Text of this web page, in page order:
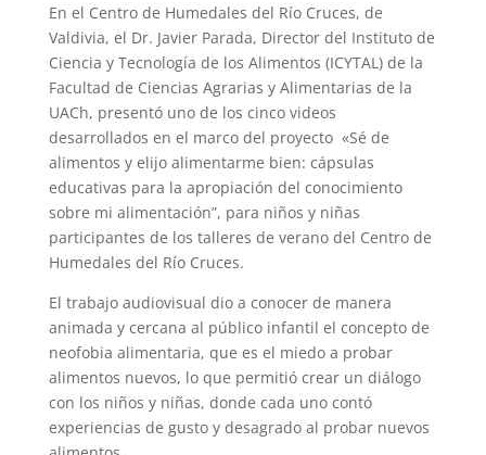
En el Centro de Humedales del Río Cruces, de
Valdivia, el Dr. Javier Parada, Director del Instituto de
Ciencia y Tecnología de los Alimentos (ICYTAL) de la
Facultad de Ciencias Agrarias y Alimentarias de la
UACh, presentó uno de los cinco videos
desarrollados en el marco del proyecto «Sé de
alimentos y elijo alimentarme bien: cápsulas
educativas para la apropiación del conocimiento
sobre mi alimentación”, para niños y niñas
participantes de los talleres de verano del Centro de
Humedales del Río Cruces.
El trabajo audiovisual dio a conocer de manera
animada y cercana al público infantil el concepto de
neofobia alimentaria, que es el miedo a probar
alimentos nuevos, lo que permitió crear un diálogo
con los niños y niñas, donde cada uno contó
experiencias de gusto y desagrado al probar nuevos